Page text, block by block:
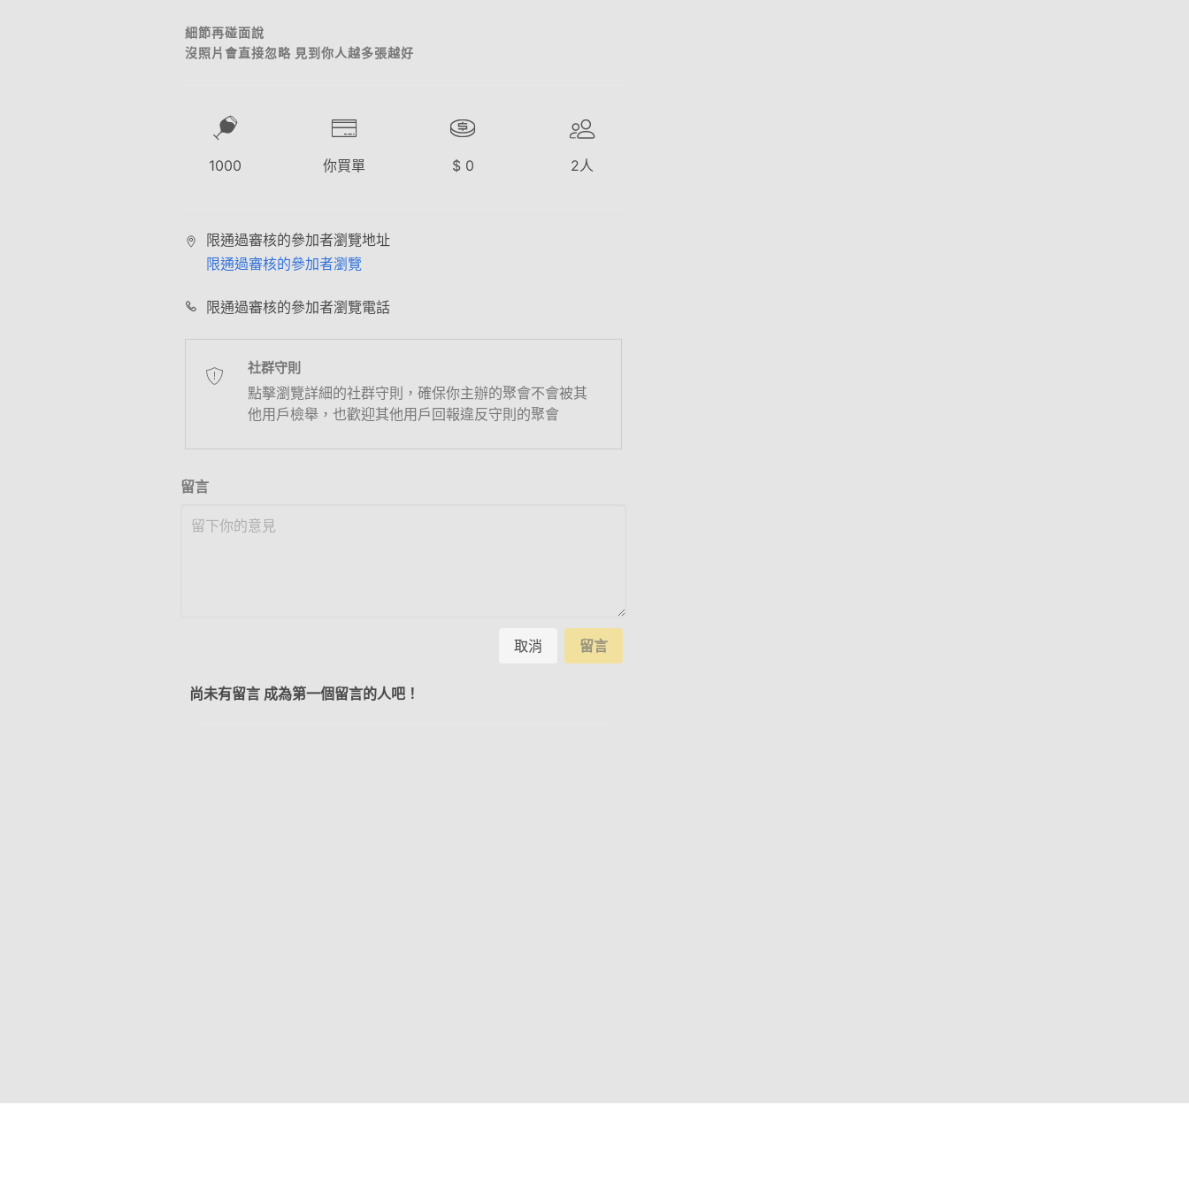
細節再碰面說
沒照片會直接忽略 見到你人越多張越好
1000 你買單 $ 0 2人
限通過審核的參加者瀏覽地址
限通過審核的參加者瀏覽
限通過審核的參加者瀏覽電話
社群守則
點擊瀏覽詳細的社群守則，確保你主辦的聚會不會被其
他用戶檢舉，也歡迎其他用戶回報違反守則的聚會
留言
取消 留言
尚未有留言 成為第一個留言的人吧！